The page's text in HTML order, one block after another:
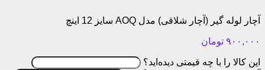
آچار لوله گیر (آچار شلاقی) مدل AOQ سایز 12 اینچ
۹۰۰,۰۰۰ تومان
این کالا را با چه قیمتی دیده‌اید؟